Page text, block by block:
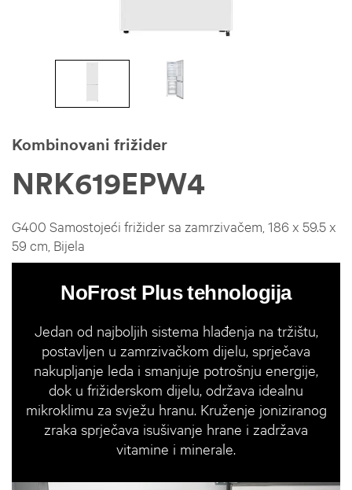
Kombinovani frižider
NRK619EPW4
G400 Samostojeći frižider sa zamrzivačem, 186 x 59.5 x
59 cm, Bijela
NoFrost Plus tehnologija
Jedan od najboljih sistema hlađenja na tržištu,
postavljen u zamrzivačkom dijelu, sprječava
nakupljanje leda i smanjuje potrošnju energije,
dok u frižiderskom dijelu, održava idealnu
mikroklimu za svježu hranu. Kruženje joniziranog
zraka sprječava isušivanje hrane i zadržava
vitamine i minerale.